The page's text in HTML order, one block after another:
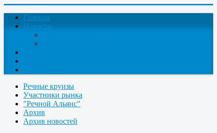
Главная
Новости
Речные круизы
Участники рынка
"Речной Альянс"
Архив
Архив новостей